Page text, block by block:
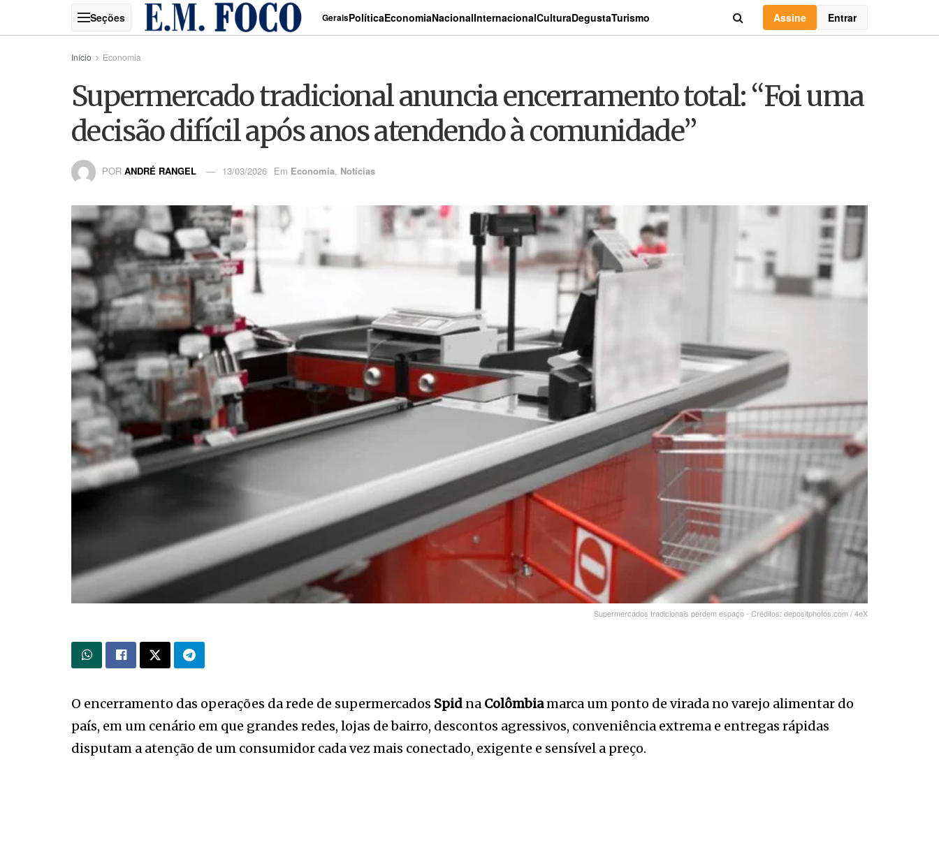
GeraisPolíticaEconomiaNacionalInternacionalCulturaDegustaTurismo Assine Entrar
Início Economia
Supermercado tradicional anuncia encerramento total: “Foi uma
decisão difícil após anos atendendo à comunidade”
POR ANDRÉ RANGEL 13/03/2026 Em Economia, Notícias
Supermercados tradicionais perdem espaço - Créditos: depositphotos.com / 4eX
O encerramento das operações da rede de supermercados Spid na Colômbiamarca um ponto de virada no varejo alimentar do
país, em um cenário em que grandes redes, lojas de bairro, descontos agressivos, conveniência extrema e entregas rápidas
disputam a atenção de um consumidor cada vez mais conectado, exigente e sensível a preço.